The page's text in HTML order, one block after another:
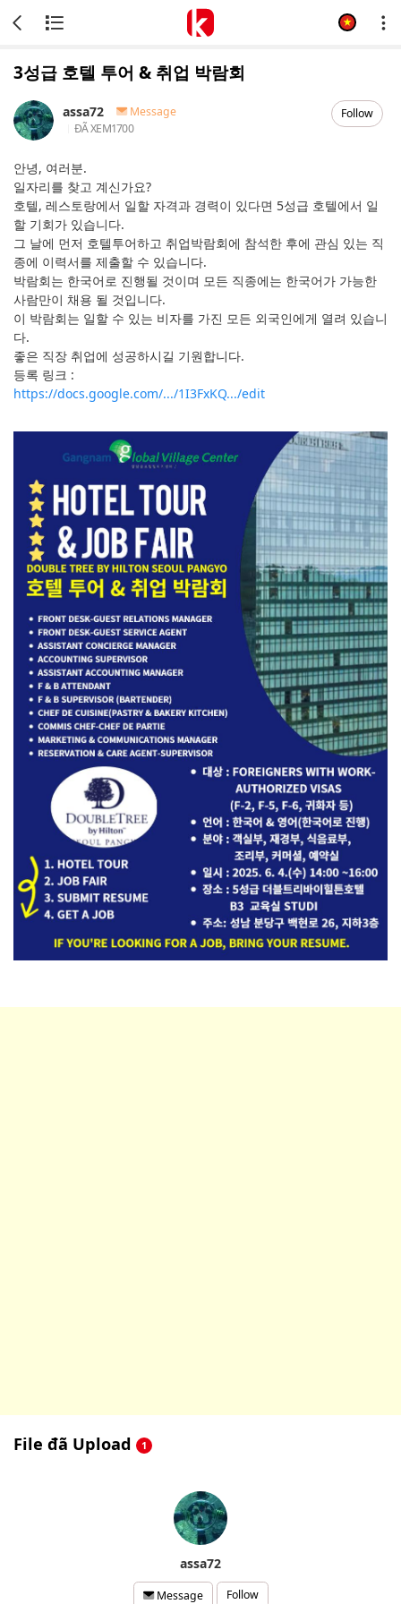
3성급 호텔 투어 & 취업 박람회
assa72
Message
ĐÃ XEM1700
Follow
안녕, 여러분.
일자리를 찾고 계신가요?
호텔, 레스토랑에서 일할 자격과 경력이 있다면 5성급 호텔에서 일
할 기회가 있습니다.
그 날에 먼저 호텔투어하고 취업박람회에 참석한 후에 관심 있는 직
종에 이력서를 제출할 수 있습니다.
박람회는 한국어로 진행될 것이며 모든 직종에는 한국어가 가능한
사람만이 채용 될 것입니다.
이 박람회는 일할 수 있는 비자를 가진 모든 외국인에게 열려 있습니
다.
좋은 직장 취업에 성공하시길 기원합니다.
등록 링크 :
https://docs.google.com/.../1I3FxKQ.../edit
File đã Upload 1
assa72
Message Follow